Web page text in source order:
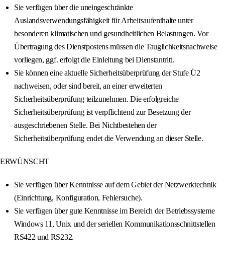
Sie verfügen über die uneingeschränkte
Auslandsverwendungsfähigkeit für Arbeitsaufenthalte unter
besonderen klimatischen und gesundheitlichen Belastungen. Vor
Übertragung des Dienstpostens müssen die Tauglichkeitsnachweise
vorliegen, ggf. erfolgt die Einleitung bei Dienstantritt.
Sie können eine aktuelle Sicherheitsüberprüfung der Stufe Ü2
nachweisen, oder sind bereit, an einer erweiterten
Sicherheitsüberprüfung teilzunehmen. Die erfolgreiche
Sicherheitsüberprüfung ist verpflichtend zur Besetzung der
ausgeschriebenen Stelle. Bei Nichtbestehen der
Sicherheitsüberprüfung endet die Verwendung an dieser Stelle.
ERWÜNSCHT
Sie verfügen über Kenntnisse auf dem Gebiet der Netzwerktechnik
(Einrichtung, Konfiguration, Fehlersuche).
Sie verfügen über gute Kenntnisse im Bereich der Betriebssysteme
Windows 11, Unix und der seriellen Kommunikationsschnittstellen
RS422 und RS232.